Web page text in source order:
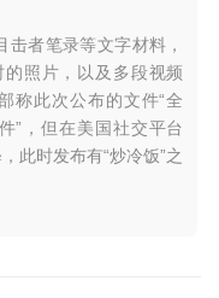
者笔录等文字材料，
照片，以及多段视频
称此次公布的文件“全
”，但在美国社交平台
此时发布有“炒冷饭”之